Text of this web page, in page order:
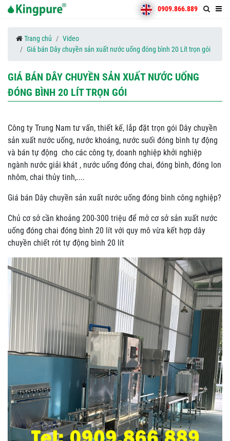
0909.866.889
Trang chủ
Video
Giá bán Dây chuyền sản xuất nước uống đóng bình 20 Lít trọn gói
GIÁ BÁN DÂY CHUYỀN SẢN XUẤT NƯỚC UỐNG
ĐÓNG BÌNH 20 LÍT TRỌN GÓI
Công ty Trung Nam tư vấn, thiết kế, lắp đặt trọn gói Dây chuyền
sản xuất nước uống, nước khoáng, nước suối đóng bình tự động
và bán tự động cho các công ty, doanh nghiệp khởi nghiệp
ngành nước giải khát , nước uống đóng chai, đóng bình, đóng lon
nhôm, chai thủy tinh,....
Giá bán Dây chuyền sản xuất nước uống đóng bình công nghiệp?
Chủ cơ sở cần khoảng 200-300 triệu để mở cơ sở sản xuất nước
uống đóng chai đóng bình 20 lít với quy mô vừa kết hợp dây
chuyền chiết rót tự động bình 20 lít